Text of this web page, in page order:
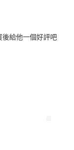
給他一個好評吧